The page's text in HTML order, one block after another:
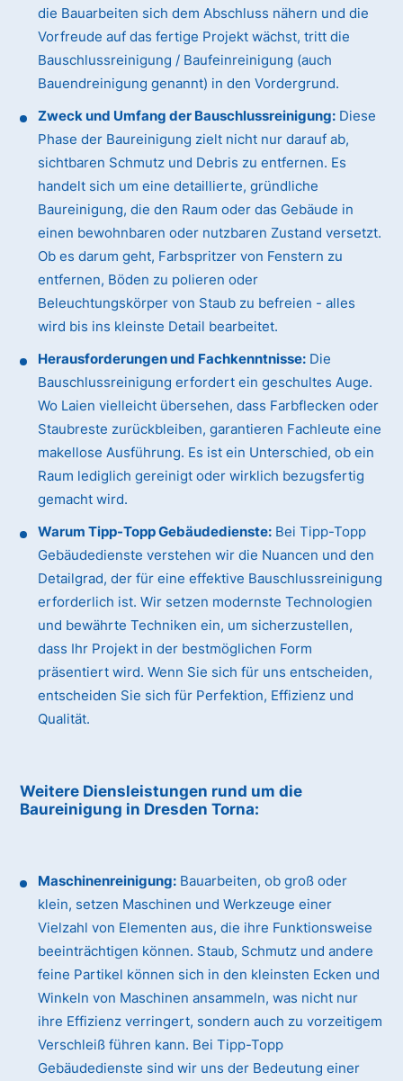
die Bauarbeiten sich dem Abschluss nähern und die
Vorfreude auf das fertige Projekt wächst, tritt die
Bauschlussreinigung / Baufeinreinigung (auch
Bauendreinigung genannt) in den Vordergrund.
Zweck und Umfang der Bauschlussreinigung: Diese
Phase der Baureinigung zielt nicht nur darauf ab,
sichtbaren Schmutz und Debris zu entfernen. Es
handelt sich um eine detaillierte, gründliche
Baureinigung, die den Raum oder das Gebäude in
einen bewohnbaren oder nutzbaren Zustand versetzt.
Ob es darum geht, Farbspritzer von Fenstern zu
entfernen, Böden zu polieren oder
Beleuchtungskörper von Staub zu befreien - alles
wird bis ins kleinste Detail bearbeitet.
Herausforderungen und Fachkenntnisse: Die
Bauschlussreinigung erfordert ein geschultes Auge.
Wo Laien vielleicht übersehen, dass Farbflecken oder
Staubreste zurückbleiben, garantieren Fachleute eine
makellose Ausführung. Es ist ein Unterschied, ob ein
Raum lediglich gereinigt oder wirklich bezugsfertig
gemacht wird.
Warum Tipp-Topp Gebäudedienste: Bei Tipp-Topp
Gebäudedienste verstehen wir die Nuancen und den
Detailgrad, der für eine effektive Bauschlussreinigung
erforderlich ist. Wir setzen modernste Technologien
und bewährte Techniken ein, um sicherzustellen,
dass Ihr Projekt in der bestmöglichen Form
präsentiert wird. Wenn Sie sich für uns entscheiden,
entscheiden Sie sich für Perfektion, Effizienz und
Qualität.
Weitere Diensleistungen rund um die
Baureinigung in Dresden Torna:
Maschinenreinigung: Bauarbeiten, ob groß oder
klein, setzen Maschinen und Werkzeuge einer
Vielzahl von Elementen aus, die ihre Funktionsweise
beeinträchtigen können. Staub, Schmutz und andere
feine Partikel können sich in den kleinsten Ecken und
Winkeln von Maschinen ansammeln, was nicht nur
ihre Effizienz verringert, sondern auch zu vorzeitigem
Verschleiß führen kann. Bei Tipp-Topp
Gebäudedienste sind wir uns der Bedeutung einer